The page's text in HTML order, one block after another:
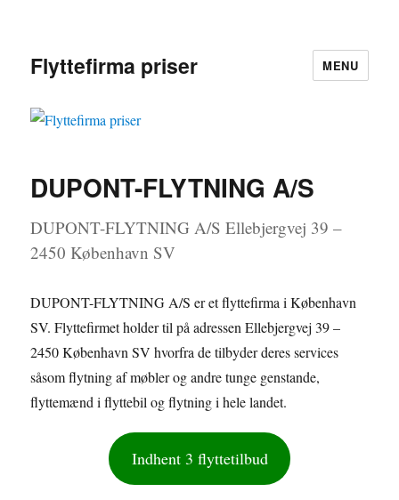
Flyttefirma priser MENU
DUPONT-FLYTNING A/S
DUPONT-FLYTNING A/S Ellebjergvej 39 –
2450 København SV
DUPONT-FLYTNING A/S er et flyttefirma i København
SV. Flyttefirmet holder til på adressen Ellebjergvej 39 –
2450 København SV hvorfra de tilbyder deres services
såsom flytning af møbler og andre tunge genstande,
flyttemænd i flyttebil og flytning i hele landet.
Indhent 3 flyttetilbud